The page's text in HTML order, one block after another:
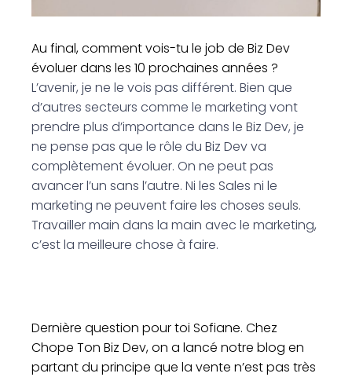
Au final, comment vois-tu le job de Biz Dev
évoluer dans les 10 prochaines années ?
L’avenir, je ne le vois pas différent. Bien que
d’autres secteurs comme le marketing vont
prendre plus d’importance dans le Biz Dev, je
ne pense pas que le rôle du Biz Dev va
complètement évoluer. On ne peut pas
avancer l’un sans l’autre. Ni les Sales ni le
marketing ne peuvent faire les choses seuls.
Travailler main dans la main avec le marketing,
c’est la meilleure chose à faire.
Dernière question pour toi Sofiane. Chez
Chope Ton Biz Dev, on a lancé notre blog en
partant du principe que la vente n’est pas très